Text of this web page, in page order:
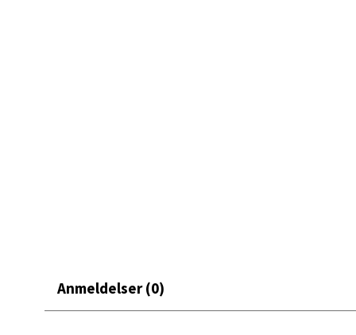
Anmeldelser (0)